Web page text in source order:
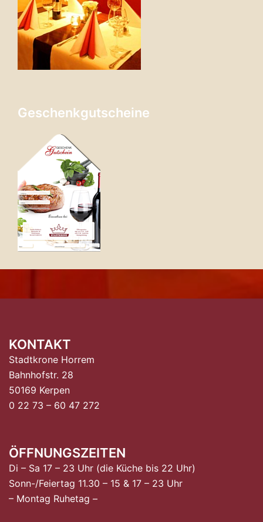
Geschenkgutscheine
KONTAKT
Stadtkrone Horrem
Bahnhofstr. 28
50169 Kerpen
0 22 73 – 60 47 272
ÖFFNUNGSZEITEN
Di – Sa 17 – 23 Uhr (die Küche bis 22 Uhr)
Sonn-/Feiertag 11.30 – 15 & 17 – 23 Uhr
– Montag Ruhetag –